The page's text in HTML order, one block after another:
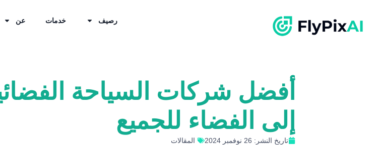
رصيف خدمات عن
أفضل شركات السياحة
إلى الفضاء للجميع
تاريخ النشر: 26 نوفمبر 2024 المقالات